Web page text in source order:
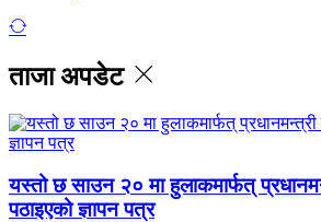
ताजा अपडेट
यस्तो छ साउन २० मा हुलाकमार्फत्
पठाइएको ज्ञापन पत्र